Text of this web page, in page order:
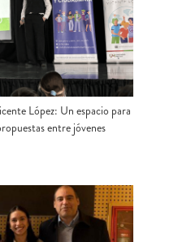
López: Un espacio para
entre jóvenes